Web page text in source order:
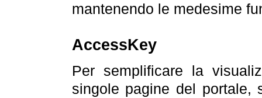
mantenendo le medesime
AccessKey
Per semplificare la
singole pagine del portale,